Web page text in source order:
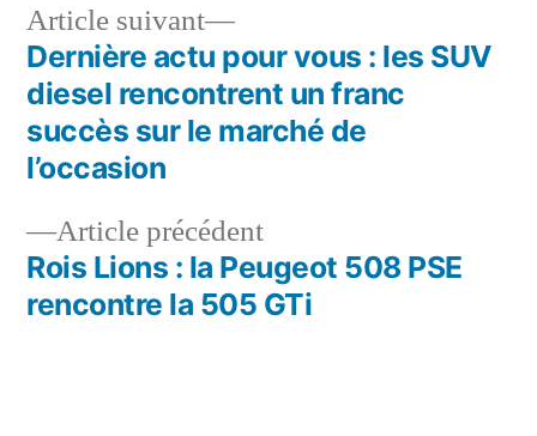
Navigation
de
l’article
Article précédentArticle
précédent :
Rois Lions : la Peugeot 508 PSE
rencontre la 505 GTi
Article suivant
Article
suivant :
Dernière actu pour vous : les SUV
diesel rencontrent un franc
succès sur le marché de
l’occasion